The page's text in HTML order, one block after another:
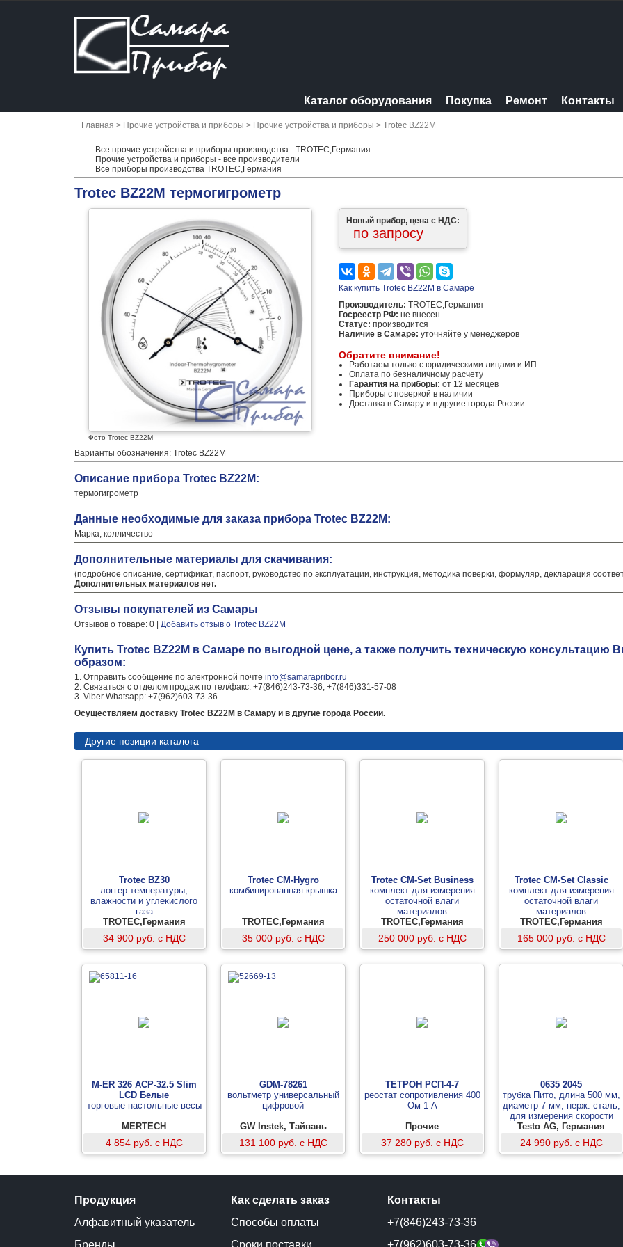
Каталог оборудования Покупка Ремонт Контакты
Главная > Прочие устройства и приборы > Прочие устройства и приборы > Trotec BZ22M
Все прочие устройства и приборы производства - TROTEC,Германия
Прочие устройства и приборы - все производители
Все приборы производства TROTEC,Германия
Trotec BZ22M термогигрометр
Фото Trotec BZ22M
Новый прибор, цена с НДС:
по запросу
Как купить Trotec BZ22M в Самаре
Производитель: TROTEC,Германия
Госреестр РФ: не внесен
Статус: производится
Наличие в Самаре: уточняйте у менеджеров
Обратите внимание!
Работаем только с юридическими лицами и ИП
Оплата по безналичному расчету
Гарантия на приборы: от 12 месяцев
Приборы с поверкой в наличии
Доставка в Самару и в другие города России
Варианты обозначения: Trotec BZ22M
Описание прибора Trotec BZ22M:
термогигрометр
Данные необходимые для заказа прибора Trotec BZ22M:
Марка, колличество
Дополнительные материалы для скачивания:
(подробное описание, сертификат, паспорт, руководство по эксплуатации, инструкция, методика поверки, формуляр, декларация
Дополнительных материалов нет.
Отзывы покупателей из Самары
Отзывов о товаре: 0 | Добавить отзыв о Trotec BZ22M
Купить Trotec BZ22M в Самаре по выгодной цене, а также получить техническую
образом:
1. Отправить сообщение по электронной почте info@samarapribor.ru
2. Связаться с отделом продаж по тел/факс: +7(846)243-73-36, +7(846)331-57-08
3. Viber Whatsapp: +7(962)603-73-36
Осуществляем доставку Trotec BZ22M в Самару и в другие города России.
Другие позиции каталога
Trotec BZ30
логгер температуры,
влажности и углекислого
газа
TROTEC,Германия
34 900 руб. с НДС
Trotec CM-Hygro
комбинированная крышка
TROTEC,Германия
35 000 руб. с НДС
Trotec CM-Set Business
комплект для измерения
остаточной влаги
материалов
TROTEC,Германия
250 000 руб. с НДС
Trotec CM-Set Classic
комплект для измерения
остаточной влаги
материалов
TROTEC,Германия
165 000 руб. с НДС
M-ER 326 ACP-32.5 Slim
LCD Белые
торговые настольные весы
MERTECH
4 854 руб. с НДС
GDM-78261
вольтметр универсальный
цифровой
GW Instek, Тайвань
131 100 руб. с НДС
ТЕТРОН РСП-4-7
реостат сопротивления 400
Ом 1 А
Прочие
37 280 руб. с НДС
0635 2045
трубка Пито, длина 500 мм,
диаметр 7 мм, нерж. сталь,
для измерения скорости
потока
Testo AG, Германия
24 990 руб. с НДС
Продукция
Алфавитный указатель
Бренды
Как сделать заказ
Способы оплаты
Сроки поставки
Контакты
+7(846)243-73-36
+7(962)603-73-36